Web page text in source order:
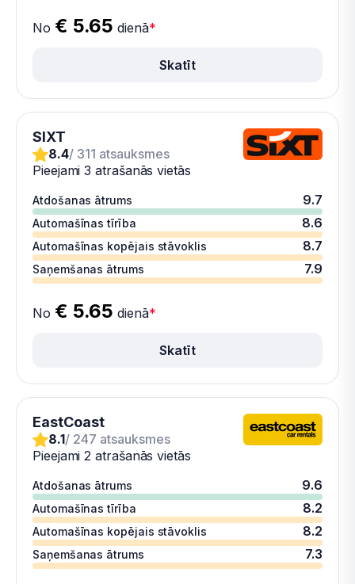
No € 5.65 dienā*
Skatīt
SIXT
8.4/ 311 atsauksmes
Pieejami 3 atrašanās vietās
Atdošanas ātrums 9.7
Automašīnas tīrība 8.6
Automašīnas kopējais stāvoklis 8.7
Saņemšanas ātrums 7.9
No € 5.65 dienā*
Skatīt
EastCoast
8.1/ 247 atsauksmes
Pieejami 2 atrašanās vietās
Atdošanas ātrums 9.6
Automašīnas tīrība 8.2
Automašīnas kopējais stāvoklis 8.2
Saņemšanas ātrums 7.3